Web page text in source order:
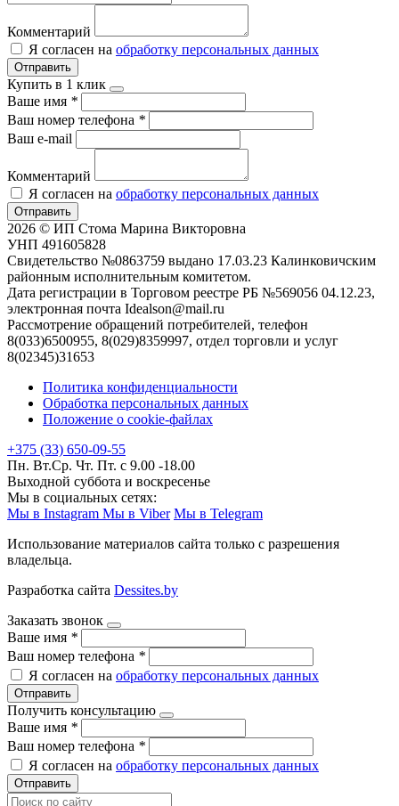
Комментарий
Я согласен на обработку персональных данных
Отправить
Купить в 1 клик
Ваше имя *
Ваш номер телефона *
Ваш e-mail
Комментарий
Я согласен на обработку персональных данных
Отправить
2026 © ИП Стома Марина Викторовна
УНП 491605828
Свидетельство №0863759 выдано 17.03.23 Калинковичским
районным исполнительным комитетом.
Дата регистрации в Торговом реестре РБ №569056 04.12.23,
электронная почта Idealson@mail.ru
Рассмотрение обращений потребителей, телефон
8(033)6500955, 8(029)8359997, отдел торговли и услуг
8(02345)31653
Политика конфиденциальности
Обработка персональных данных
Положение о cookie-файлах
+375 (33) 650-09-55
Пн. Вт.Ср. Чт. Пт. с 9.00 -18.00
Выходной суббота и воскресенье
Мы в социальных сетях:
Мы в Instagram Мы в Viber Мы в Telegram
Использование материалов сайта только с разрешения
владельца.
Разработка сайта Dessites.by
Заказать звонок
Ваше имя *
Ваш номер телефона *
Я согласен на обработку персональных данных
Отправить
Получить консультацию
Ваше имя *
Ваш номер телефона *
Я согласен на обработку персональных данных
Отправить